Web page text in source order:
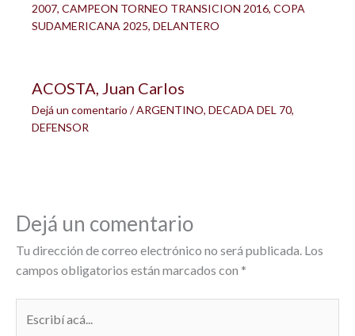
2007, CAMPEON TORNEO TRANSICION 2016, COPA
SUDAMERICANA 2025, DELANTERO
ACOSTA, Juan Carlos
Dejá un comentario /ARGENTINO, DECADA DEL 70,
DEFENSOR
Dejá un comentario
Tu dirección de correo electrónico no será publicada. Los
campos obligatorios están marcados con *
acá...